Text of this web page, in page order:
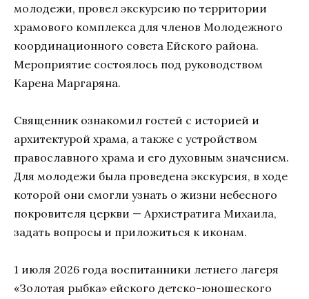
молодежи, провел экскурсию по территории
храмового комплекса для членов Молодежного
координационного совета Ейского района.
Мероприятие состоялось под руководством
Карена Маргаряна.
Священник ознакомил гостей с историей и
архитектурой храма, а также с устройством
православного храма и его духовным значением.
Для молодежи была проведена экскурсия, в ходе
которой они смогли узнать о жизни небесного
покровителя церкви — Архистратига Михаила,
задать вопросы и приложиться к иконам.
1 июля 2026 года воспитанники летнего лагеря
«Золотая рыбка» ейского детско-юношеского